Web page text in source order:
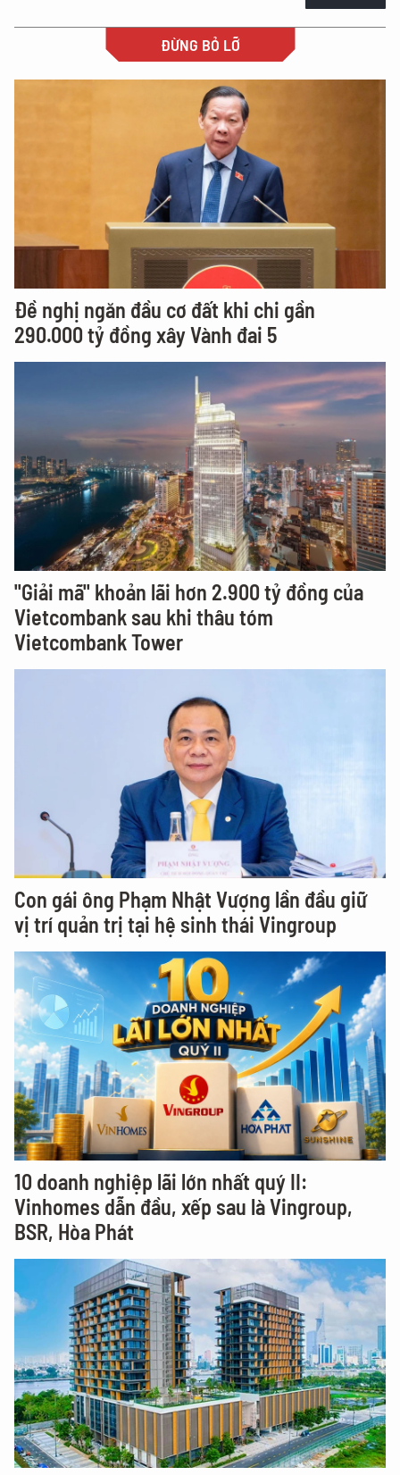
ĐỪNG BỎ LỠ
Đề nghị ngăn đầu cơ đất khi chi gần
290.000 tỷ đồng xây Vành đai 5
"Giải mã" khoản lãi hơn 2.900 tỷ đồng của
Vietcombank sau khi thâu tóm
Vietcombank Tower
Con gái ông Phạm Nhật Vượng lần đầu giữ
vị trí quản trị tại hệ sinh thái Vingroup
10 doanh nghiệp lãi lớn nhất quý II:
Vinhomes dẫn đầu, xếp sau là Vingroup,
BSR, Hòa Phát